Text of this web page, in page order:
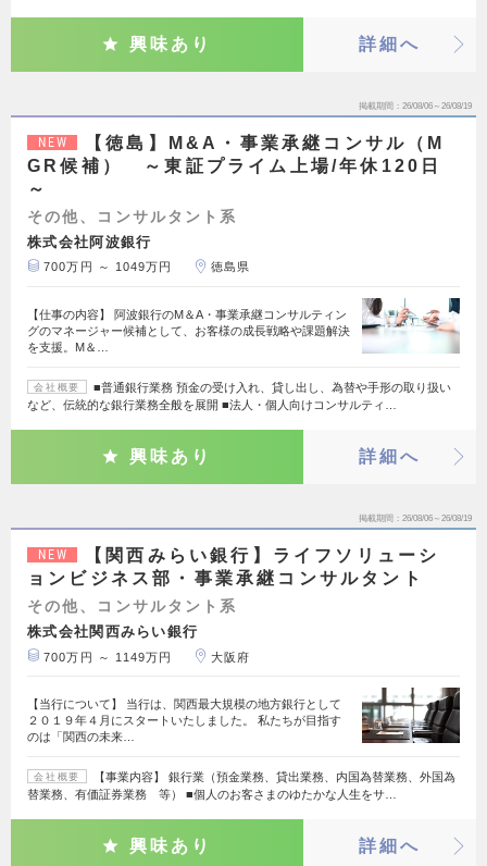
興味あり 詳細へ
掲載期間 26/08/06～26/08/19
NEW
【徳島】M&A・事業承継コンサル（M
GR候補） ～東証プライム上場/年休120日
～
その他、コンサルタント系
株式会社阿波銀行
700万円 ～ 1049万円 徳島県
【仕事の内容】 阿波銀行のM＆A・事業承継コンサルティン
グのマネージャー候補として、お客様の成長戦略や課題解決
を支援。M＆…
会社概要
■普通銀行業務 預金の受け入れ、貸し出し、為替や手形の取り扱い
など、伝統的な銀行業務全般を展開 ■法人・個人向けコンサルティ…
興味あり 詳細へ
掲載期間 26/08/06～26/08/19
NEW
【関西みらい銀行】ライフソリューシ
ョンビジネス部・事業承継コンサルタント
その他、コンサルタント系
株式会社関西みらい銀行
700万円 ～ 1149万円 大阪府
【当行について】 当行は、関西最大規模の地方銀行として
２０１９年４月にスタートいたしました。 私たちが目指す
のは「関西の未来…
会社概要
【事業内容】 銀行業（預金業務、貸出業務、内国為替業務、外国為
替業務、有価証券業務 等） ■個人のお客さまのゆたかな人生をサ…
興味あり 詳細へ